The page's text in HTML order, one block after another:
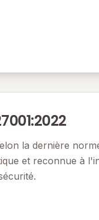
la dernière
et reconnue à